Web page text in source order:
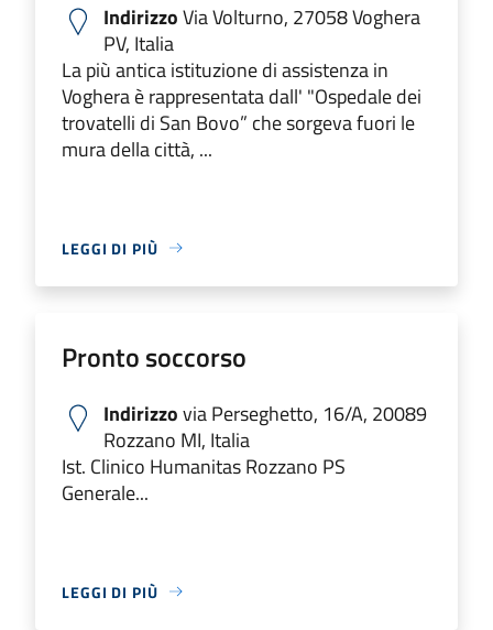
IndirizzoVia Volturno, 27058 Voghera
PV, Italia
La più antica istituzione di assistenza in
Voghera è rappresentata dall' "Ospedale dei
trovatelli di San Bovo” che sorgeva fuori le
mura della città, ...
LEGGI DI PIÙ
Pronto soccorso
Indirizzovia Perseghetto, 16/A, 20089
Rozzano MI, Italia
Ist. Clinico Humanitas Rozzano PS
Generale...
LEGGI DI PIÙ